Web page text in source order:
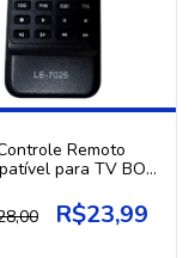
Remoto
para TV BOX
R$23,99